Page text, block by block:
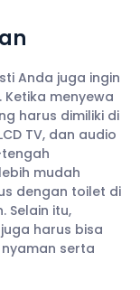
Anda juga ingin
menyewa
harus dimiliki di
TV, dan audio
mudah
dengan toilet di
Selain itu,
harus bisa
serta